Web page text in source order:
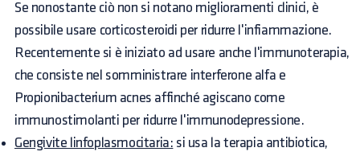
Se nonostante ciò non si notano miglioramenti clinici, è
possibile usare corticosteroidi per ridurre l'infiammazione.
Recentemente si è iniziato ad usare anche l'immunoterapia,
che consiste nel somministrare interferone alfa e
Propionibacterium acnes affinché agiscano come
immunostimolanti per ridurre l'immunodepressione.
Gengivite linfoplasmocitaria: si usa la terapia antibiotica,